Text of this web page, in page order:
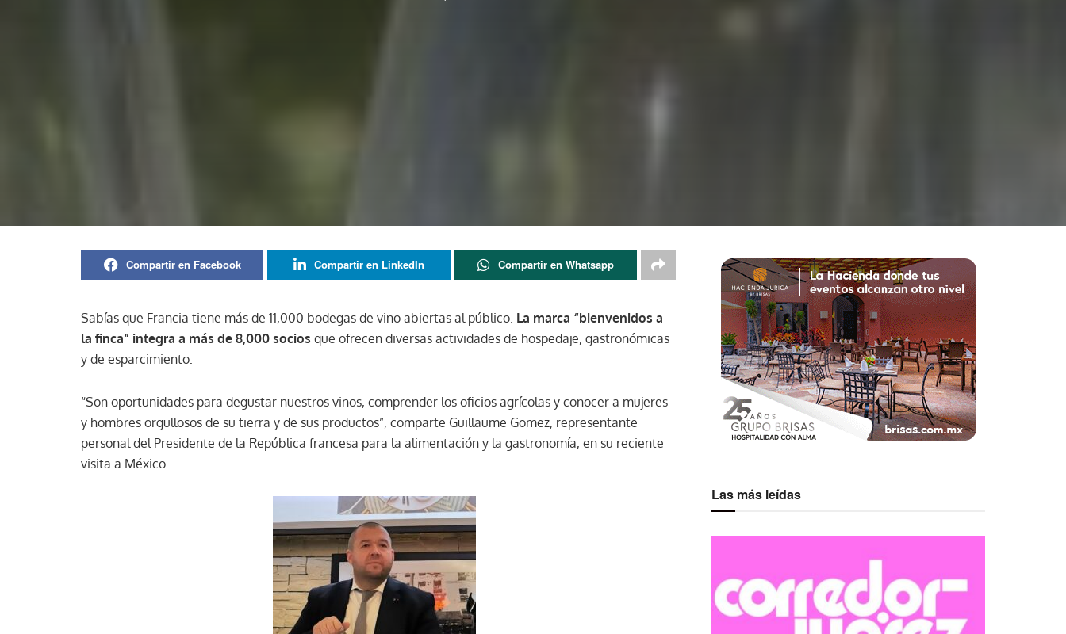
Compartir en Facebook Compartir en LinkedIn Compartir en Whatsapp
Sabías que Francia tiene más de 11,000 bodegas de vino abiertas al público. La marca “bienvenidos a
la finca” integra a más de 8,000 socios que ofrecen diversas actividades de hospedaje, gastronómicas
y de esparcimiento:
“Son oportunidades para degustar nuestros vinos, comprender los oficios agrícolas y conocer a mujeres
y hombres orgullosos de su tierra y de sus productos”, comparte Guillaume Gomez, representante
personal del Presidente de la República francesa para la alimentación y la gastronomía, en su reciente
visita a México.
Las más leídas